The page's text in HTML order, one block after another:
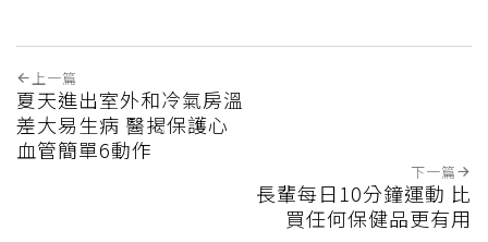
上一篇
夏天進出室外和冷氣房溫
差大易生病 醫揭保護心
血管簡單6動作
下一篇
長輩每日10分鐘運動 比
買任何保健品更有用